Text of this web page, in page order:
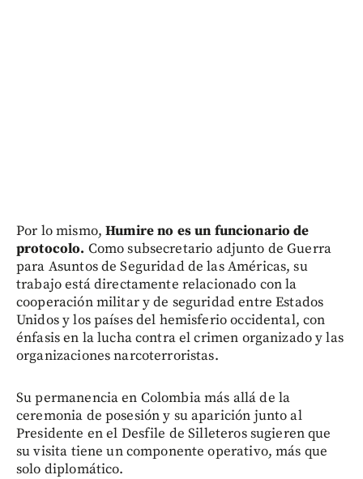
Por lo mismo,Humire no es un funcionario de
protocolo. Como subsecretario adjunto de Guerra
para Asuntos de Seguridad de las Américas, su
trabajo está directamente relacionado con la
cooperación militar y de seguridad entre Estados
Unidos y los países del hemisferio occidental, con
énfasis en la lucha contra el crimen organizado y las
organizaciones narcoterroristas.
Su permanencia en Colombia más allá de la
ceremonia de posesión y su aparición junto al
Presidente en el Desfile de Silleteros sugieren que
su visita tiene un componente operativo, más que
solo diplomático.